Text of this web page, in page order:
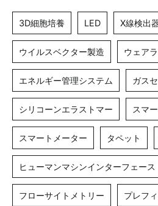
3D細胞培養 LED X線検出
ウイルスベクター製造 ウェア
エネルギー管理システム ガス
シリコーンエラストマー スマ
スマートメーター タペット
ヒューマンマシンインターフェース
フローサイトメトリー プレフ